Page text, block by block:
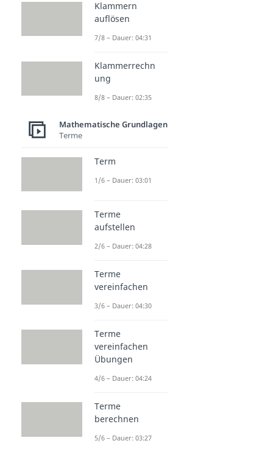
Klammern
auflösen
7/8 – Dauer: 04:31
Klammerrechn
ung
8/8 – Dauer: 02:35
Mathematische Grundlagen
Terme
Term
1/6 – Dauer: 03:01
Terme
aufstellen
2/6 – Dauer: 04:28
Terme
vereinfachen
3/6 – Dauer: 04:30
Terme
vereinfachen
Übungen
4/6 – Dauer: 04:24
Terme
berechnen
5/6 – Dauer: 03:27